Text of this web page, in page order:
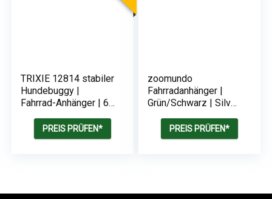
TRIXIE 12814 stabiler
Hundebuggy |
Fahrrad-Anhänger | 63
PREIS PRÜFEN*
zoomundo
Fahrradanhänger |
Grün/Schwarz | Silver
PREIS PRÜFEN*